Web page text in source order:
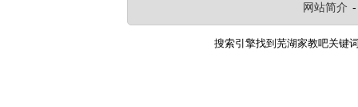
网站简介
搜索引擎找到 芜湖家教吧关键